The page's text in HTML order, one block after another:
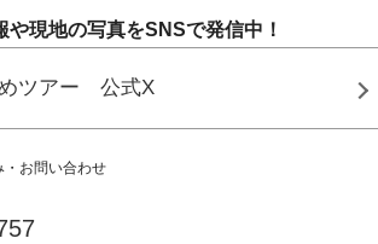
や現地の写真をSNSで発信中！
ツアー 公式X
・お問い合わせ